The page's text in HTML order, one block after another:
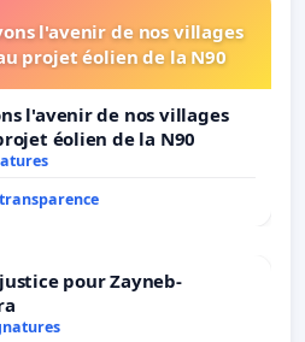
l'avenir de nos villages
projet éolien de la N90
l'avenir de nos villages
éolien de la N90
pour Zayneb-